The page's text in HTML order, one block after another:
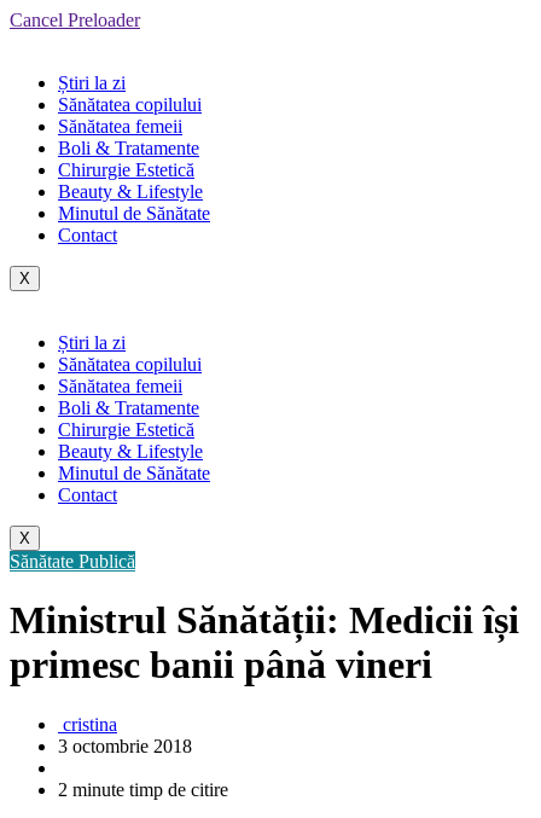
Cancel Preloader
Știri la zi
Sănătatea copilului
Sănătatea femeii
Boli & Tratamente
Chirurgie Estetică
Beauty & Lifestyle
Minutul de Sănătate
Contact
X
Știri la zi
Sănătatea copilului
Sănătatea femeii
Boli & Tratamente
Chirurgie Estetică
Beauty & Lifestyle
Minutul de Sănătate
Contact
X
Sănătate Publică
Ministrul Sănătății: Medicii își
primesc banii până vineri
cristina
3 octombrie 2018
2 minute timp de citire